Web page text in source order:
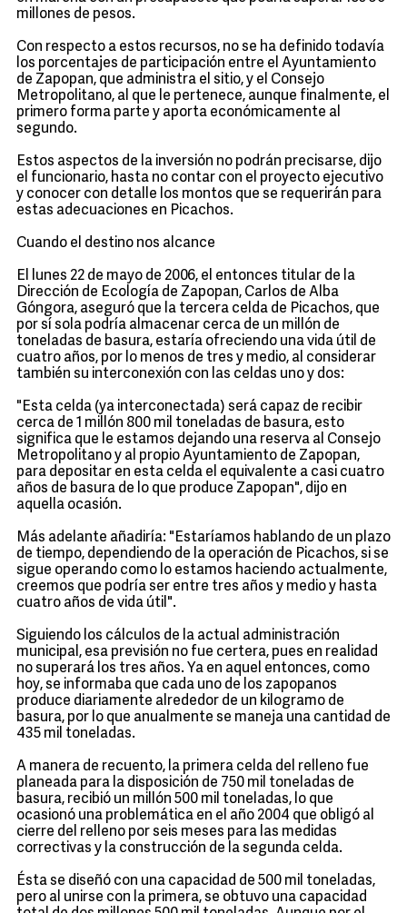
millones de pesos.
Con respecto a estos recursos, no se ha definido todavía
los porcentajes de participación entre el Ayuntamiento
de Zapopan, que administra el sitio, y el Consejo
Metropolitano, al que le pertenece, aunque finalmente, el
primero forma parte y aporta económicamente al
segundo.
Estos aspectos de la inversión no podrán precisarse, dijo
el funcionario, hasta no contar con el proyecto ejecutivo
y conocer con detalle los montos que se requerirán para
estas adecuaciones en Picachos.
Cuando el destino nos alcance
El lunes 22 de mayo de 2006, el entonces titular de la
Dirección de Ecología de Zapopan, Carlos de Alba
Góngora, aseguró que la tercera celda de Picachos, que
por sí sola podría almacenar cerca de un millón de
toneladas de basura, estaría ofreciendo una vida útil de
cuatro años, por lo menos de tres y medio, al considerar
también su interconexión con las celdas uno y dos:
"Esta celda (ya interconectada) será capaz de recibir
cerca de 1 millón 800 mil toneladas de basura, esto
significa que le estamos dejando una reserva al Consejo
Metropolitano y al propio Ayuntamiento de Zapopan,
para depositar en esta celda el equivalente a casi cuatro
años de basura de lo que produce Zapopan", dijo en
aquella ocasión.
Más adelante añadiría: "Estaríamos hablando de un plazo
de tiempo, dependiendo de la operación de Picachos, si se
sigue operando como lo estamos haciendo actualmente,
creemos que podría ser entre tres años y medio y hasta
cuatro años de vida útil".
Siguiendo los cálculos de la actual administración
municipal, esa previsión no fue certera, pues en realidad
no superará los tres años. Ya en aquel entonces, como
hoy, se informaba que cada uno de los zapopanos
produce diariamente alrededor de un kilogramo de
basura, por lo que anualmente se maneja una cantidad de
435 mil toneladas.
A manera de recuento, la primera celda del relleno fue
planeada para la disposición de 750 mil toneladas de
basura, recibió un millón 500 mil toneladas, lo que
ocasionó una problemática en el año 2004 que obligó al
cierre del relleno por seis meses para las medidas
correctivas y la construcción de la segunda celda.
Ésta se diseñó con una capacidad de 500 mil toneladas,
pero al unirse con la primera, se obtuvo una capacidad